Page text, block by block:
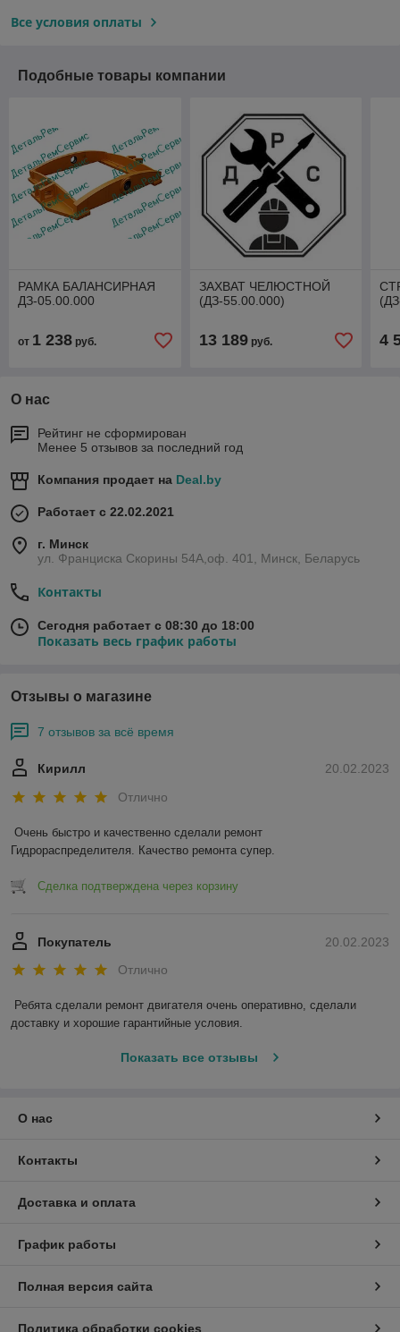
Все условия оплаты
Подобные товары компании
РАМКА БАЛАНСИРНАЯ
ДЗ-05.00.000
от 1 238 руб.
ЗАХВАТ ЧЕЛЮСТНОЙ
(ДЗ-55.00.000)
13 189руб. 4
О нас
Рейтинг не сформирован
Менее 5 отзывов за последний год
Компания продает на Deal.by
Работает с 22.02.2021
г. Минск
ул. Франциска Скорины 54А,оф. 401, Минск, Беларусь
Контакты
Сегодня работает с 08:30 до 18:00
Показать весь график работы
Отзывы о магазине
7 отзывов за всё время
20.02.2023
Кирилл
Отлично
Очень быстро и качественно сделали ремонт
Гидрораспределителя. Качество ремонта супер.
Сделка подтверждена через корзину
20.02.2023
Покупатель
Отлично
Ребята сделали ремонт двигателя очень оперативно, сделали
доставку и хорошие гарантийные условия.
Показать все отзывы
О нас
Контакты
Доставка и оплата
График работы
Полная версия сайта
Политика обработки cookies